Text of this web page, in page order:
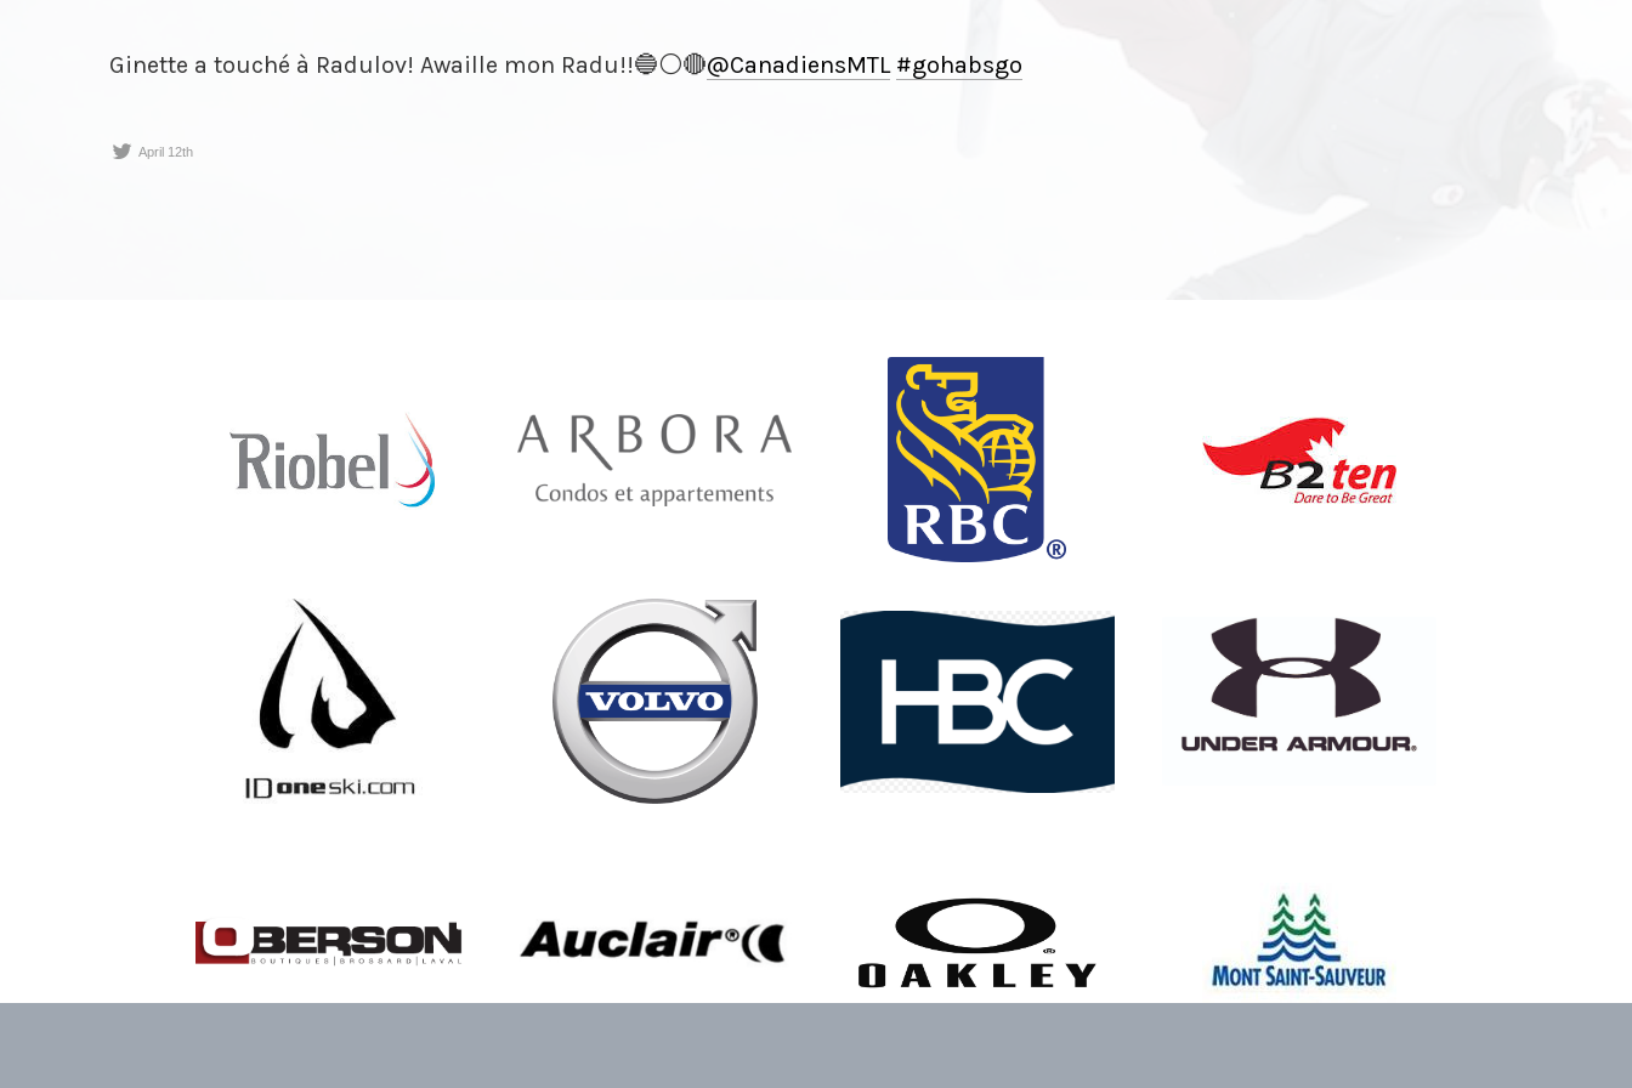
April 12th
Ginette a touché à Radulov! Awaille mon Radu!!🔵⚪️🔴@CanadiensMTL #gohabsgo